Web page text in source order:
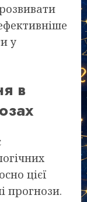
у
в
цієї
прогнози.